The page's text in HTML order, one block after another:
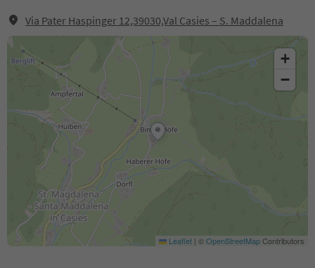
Via Pater Haspinger 12,39030,Val Casies – S. Maddalena
+
−
Leaflet | ©OpenStreetMapContributors